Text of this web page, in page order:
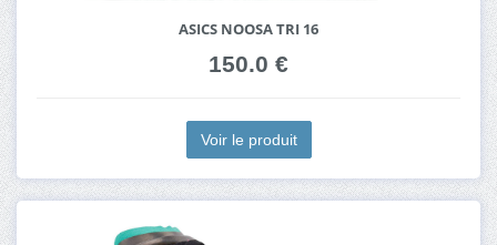
ASICS NOOSA TRI 16
150.0 €
Voir le produit